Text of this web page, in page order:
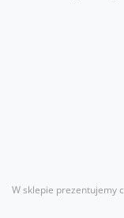
W sklepie prezentujemy